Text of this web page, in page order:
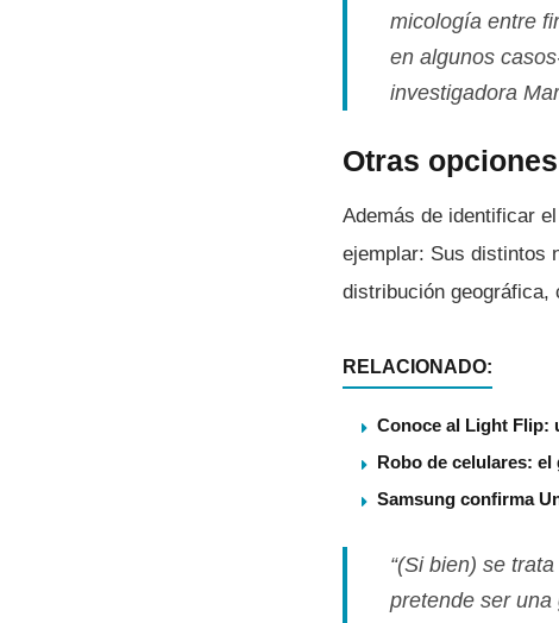
micologí­a entre
en algunos
investigadora
Otras
Además de identificar
ejemplar: Sus distintos
distribución geográfica,
RELACIONADO:
Conoce al Light Flip:
Robo de celulares:
Samsung confirma
“(Si bien) se
pretende ser